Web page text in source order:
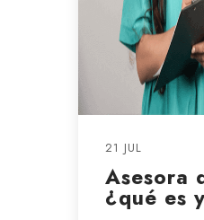
21 JUL
Asesora
¿qué es